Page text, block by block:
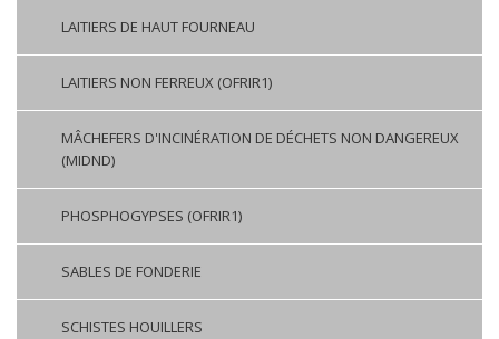
LAITIERS DE HAUT FOURNEAU
LAITIERS NON FERREUX (OFRIR1)
MÂCHEFERS D'INCINÉRATION DE DÉCHETS NON DANGEREUX
(MIDND)
PHOSPHOGYPSES (OFRIR1)
SABLES DE FONDERIE
SCHISTES HOUILLERS